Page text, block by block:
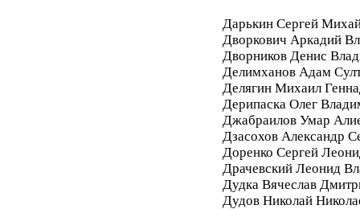
Дарькин Сергей
Дворкович Аркадий
Дворников Денис
Делимханов Адам
Делягин Михаил
Дерипаска Олег
Джабраилов Умар
Дзасохов Александр
Доренко Сергей
Драчевский Леонид
Дудка Вячеслав
Дудов Николай